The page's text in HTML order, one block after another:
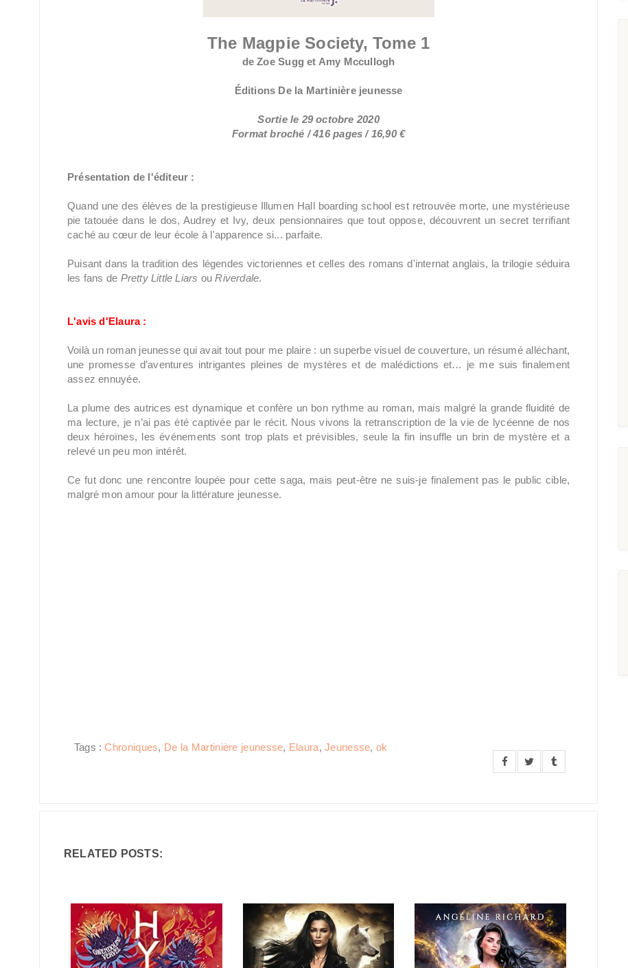
The Magpie Society, Tome 1
de Zoe Sugg et Amy Mccullogh
Éditions De la Martinière jeunesse
Sortie le 29 octobre 2020
Format broché / 416 pages / 16,90 €
Présentation de l'éditeur :
Quand une des élèves de la prestigieuse Illumen Hall boarding school est retrouvée morte, une mystérieuse
pie tatouée dans le dos, Audrey et Ivy, deux pensionnaires que tout oppose, découvrent un secret terrifiant
caché au cœur de leur école à l'apparence si... parfaite.
Puisant dans la tradition des légendes victoriennes et celles des romans d'internat anglais, la trilogie séduira
les fans de Pretty Little Liars ouRiverdale.
L'avis d'Elaura :
Voilà un roman jeunesse qui avait tout pour me plaire : un superbe visuel de couverture, un résumé alléchant,
une promesse d’aventures intrigantes pleines de mystères et de malédictions et… je me suis finalement
assez ennuyée.
La plume des autrices est dynamique et confère un bon rythme au roman, mais malgré la grande fluidité de
ma lecture, je n’ai pas été captivée par le récit. Nous vivons la retranscription de la vie de lycéenne de nos
deux héroïnes, les événements sont trop plats et prévisibles, seule la fin insuffle un brin de mystère et a
relevé un peu mon intérêt.
Ce fut donc une rencontre loupée pour cette saga, mais peut-être ne suis-je finalement pas le public cible,
malgré mon amour pour la littérature jeunesse.
Tags :Chroniques, De la Martinière jeunesse, Elaura,Jeunesse, ok
RELATED POSTS: